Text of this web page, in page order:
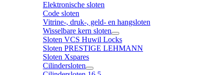
Elektronische sloten
Code sloten
Vitrine-, druk-, geld- en hangsloten
Wisselbare kern sloten
Sloten VCS Huwil Locks
Sloten PRESTIGE LEHMANN
Sloten Xspares
Cilindersloten